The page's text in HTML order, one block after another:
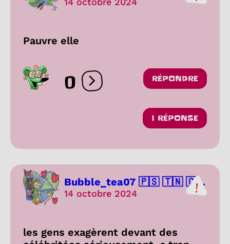
Pauvre elle
0 Ouvrir les réactions
RÉPONDRE
1 RÉPONSE
Bubble_tea07 🇵🇸 🇹🇳 🇨...
14 octobre 2024
les gens exagèrent devant des